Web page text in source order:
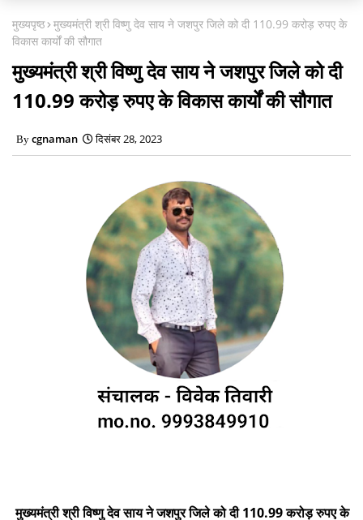
मुख्यपृष्ठ मुख्यमंत्री श्री विष्णु देव साय ने जशपुर जिले को दी 110.99 करोड़ रुपए के
विकास कार्यों की सौगात
मुख्यमंत्री श्री विष्णु देव साय ने जशपुर जिले को दी
110.99 करोड़ रुपए के विकास कार्यों की सौगात
cgnaman दिसंबर 28, 2023
मुख्यमंत्री श्री विष्णु देव साय ने जशपुर जिले को दी 110.99 करोड़ रुपए के